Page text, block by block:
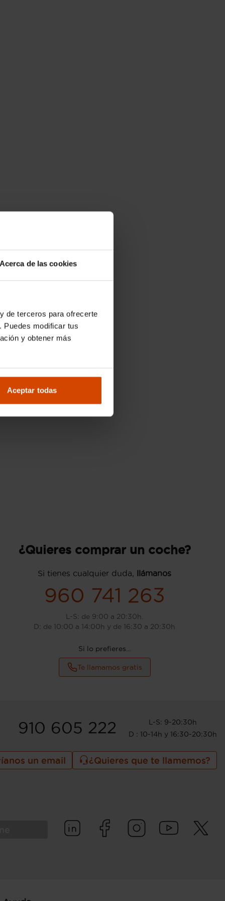
Acerca de las cookies
de terceros para ofrecerte
Puedes modificar tus
y obtener más
Aceptar todas
¿Quieres comprar un coche?
Si tienes cualquier duda, llámanos
960 741 263
L-S: de 9:00 a 20:30h.
D: de 10:00 a 14:00h y de 16:30 a 20:30h
Si lo prefieres...
Te llamamos gratis
910 605 222
L-S: 9-20:30h
D : 10-14h y 16:30-20:30h
un email ¿Quieres que te llamemos?